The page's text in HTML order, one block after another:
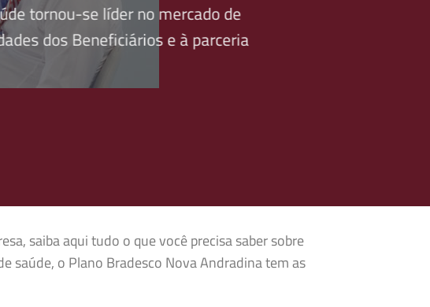
tornou-se líder no mercado de
dos Beneficiários e à parceria
saiba aqui tudo o que você precisa saber sobre
saúde, o Plano Bradesco Nova Andradina tem as